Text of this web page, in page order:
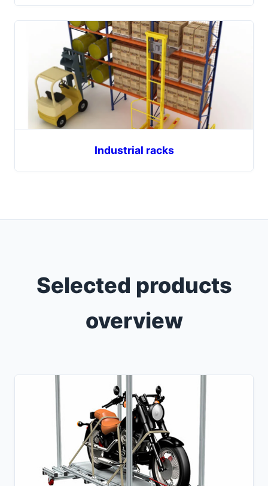
Industrial racks
Selected products
overview